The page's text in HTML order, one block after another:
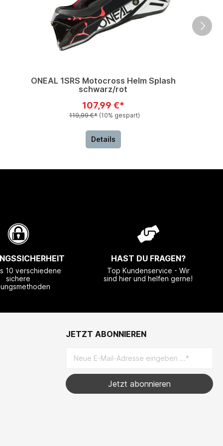
ONEAL 1SRS Motocross Helm Splash
schwarz/rot
107,99 €*
119,99 €* (10% gespart)
Details
10 verschiedene
sichere
HAST DU FRAGEN?
Top Kundenservice - Wir
sind hier und helfen gerne!
JETZT ABONNIEREN
Jetzt abonnieren